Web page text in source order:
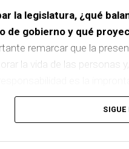
la legislatura, ¿qué
de gobierno y qué
remarcar que la
la vida de las personas
la construcción de
. Es una actuación
SIGUE